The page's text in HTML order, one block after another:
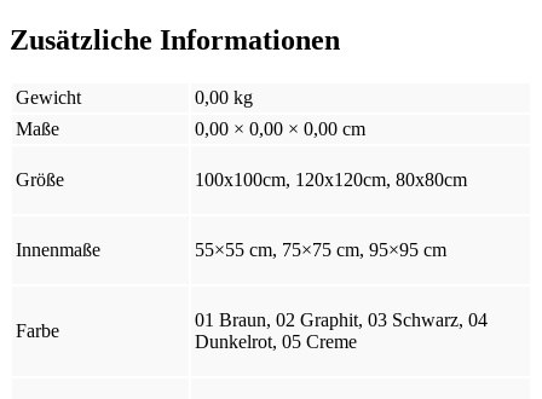
Zusätzliche Informationen
Gewicht
0,00 kg
Maße
0,00 × 0,00 × 0,00 cm
Größe 100x100cm, 120x120cm, 80x80cm
Innenmaße 55×55 cm, 75×75 cm, 95×95 cm
Farbe
01 Braun, 02 Graphit, 03 Schwarz, 04
Dunkelrot, 05 Creme